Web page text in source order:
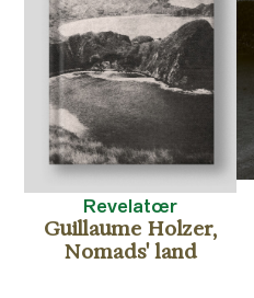
Revelatœr
Guillaume Holzer,
Nomads' land